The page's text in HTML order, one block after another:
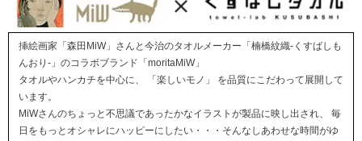
挿絵画家「森田MiW」さんと今治のタオルメーカー「楠橋紋織-くすばしも
んおり-」のコラボブランド「moritaMiW」
タオルやハンカチを中心に、 「楽しいモノ」 を品質にこだわって展開して
います。
MiWさんのちょっと不思議であったかなイラストが製品に映し出され、 毎
日をもっとオシャレにハッピーにしたい・・・そんなしあわせな時間がゆ